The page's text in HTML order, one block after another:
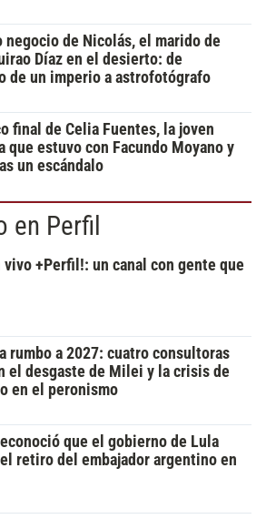
negocio de Nicolás, el marido de
Díaz en el desierto: de
de un imperio a astrofotógrafo
final de Celia Fuentes, la joven
que estuvo con Facundo Moyano y
un escándalo
en Perfil
vivo +Perfil!: un canal con gente que
rumbo a 2027: cuatro consultoras
el desgaste de Milei y la crisis de
en el peronismo
que el gobierno de Lula
retiro del embajador argentino en